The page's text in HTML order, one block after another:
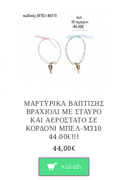
ΜΑΡΤΥΡΙΚΑ ΒΑΠΤΙΣΗΣ
ΒΡΑΧΙΟΛΙ ΜΕ ΣΤΑΥΡΟ
ΚΑΙ ΑΕΡΟΣΤΑΤΟ ΣΕ
ΚΟΡΔΟΝΙ ΜΠΕΛ-Μ310
44.00€!!!
44,00€
Καλάθι